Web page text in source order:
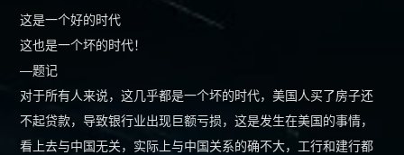
软件开发
增值服务
商标软著
这是一个好的时代
这也是一个坏的时代！
—题记
对于所有人来说，这几乎都是一个坏的时代，美国人买了房子还
不起贷款，导致银行业出现巨额亏损，这是发生在美国的事情，
看上去与中国无关，实际上与中国关系的确不大，工行和建行都